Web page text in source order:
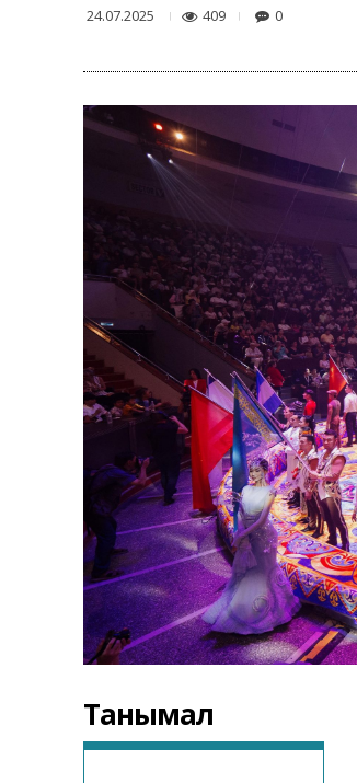
24.07.2025 409 0
Танымал